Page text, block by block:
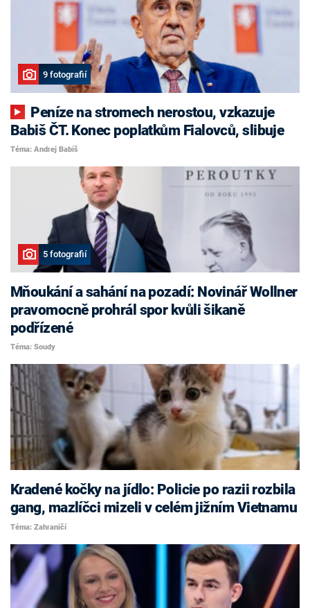
9 fotografií
Babiš ČT. Konec poplatkům Fialovců, slibuje
Téma: Andrej Babiš
5 fotografií
Mňoukání a sahání na pozadí: Novinář Wollner
pravomocně prohrál spor kvůli šikaně
podřízené
Téma: Soudy
Kradené kočky na jídlo: Policie po razii rozbila
gang, mazlíčci mizeli v celém jižním Vietnamu
Téma: Zahraničí